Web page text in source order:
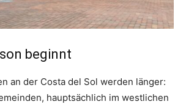
beginnt
an der Costa del Sol werden länger:
hauptsächlich im westlichen